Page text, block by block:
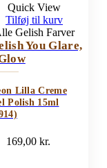
Quick View
Tilføj til kurv
Gelish Farver
You Glare,
Lilla Creme
Polish 15ml
169,00kr.